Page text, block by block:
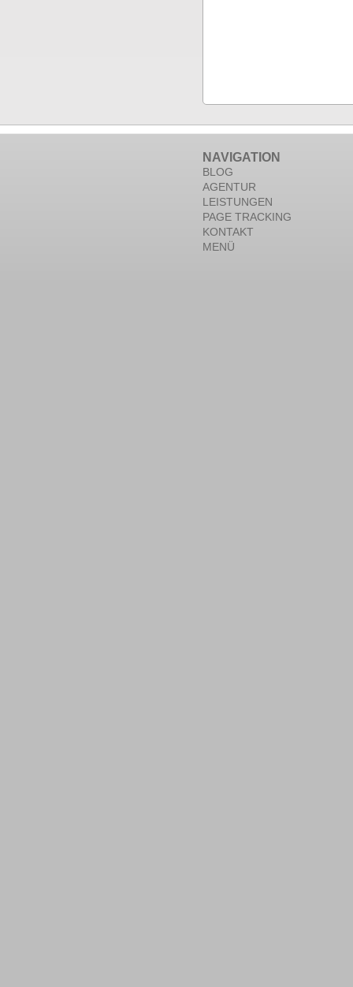
NAVIGATION
BLOG
AGENTUR
LEISTUNGEN
PAGE TRACKING
KONTAKT
MENÜ